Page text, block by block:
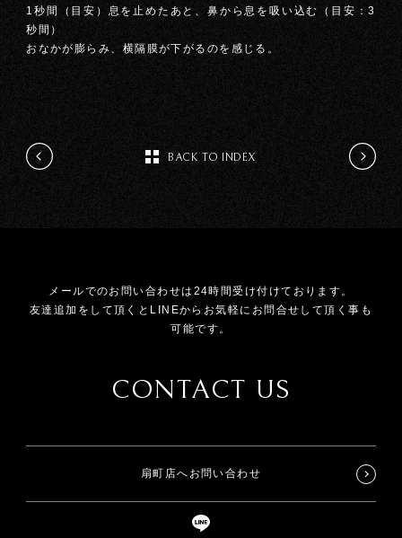
1秒間（目安）息を止めたあと、鼻から息を吸い込む（目安：3
秒間）
おなかが膨らみ、横隔膜が下がるのを感じる。
BACK TO INDEX
メールでのお問い合わせは24時間受け付けております。
友達追加をして頂くとLINEからお気軽にお問合せして頂く事も
可能です。
CONTACT US
扇町店へお問い合わせ